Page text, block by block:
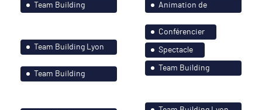
Team Building
Team Building Lyon
Team Building
Animation de
Conférencier
Spectacle
Team Building